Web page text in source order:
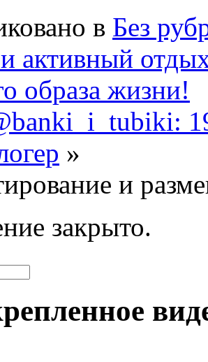
в Без
активный
образа жизни!
»
и
закрыто.